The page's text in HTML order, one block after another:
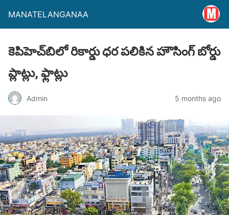
MANATELANGANAA
కెపిహెచ్‌బిలో రికార్డు ధర పలికిన హౌసింగ్ బోర్డు
ప్లాట్లు, ఫ్లాట్లు
Admin 5 months ago